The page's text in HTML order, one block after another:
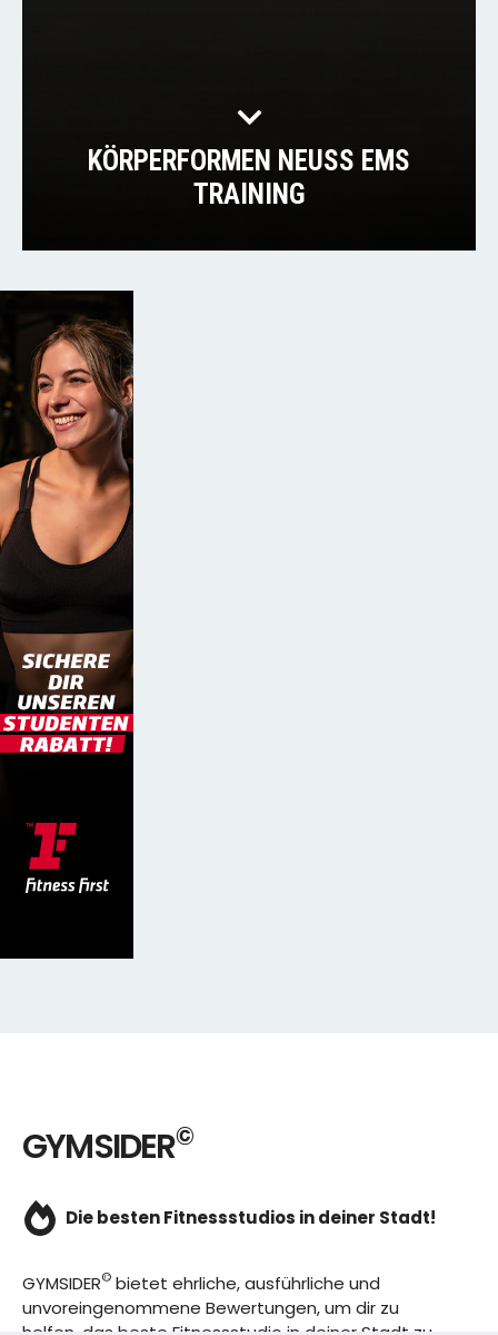
KÖRPERFORMEN NEUSS EMS
TRAINING
GYMSIDER©
Die besten Fitnessstudios in deiner Stadt!
GYMSIDER© bietet ehrliche, ausführliche und
unvoreingenommene Bewertungen, um dir zu